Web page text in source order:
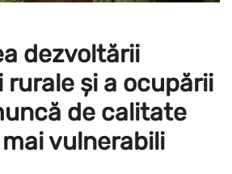
dezvoltării
și a ocupării
de calitate
vulnerabili